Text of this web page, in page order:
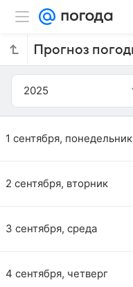
2025
1 сентября, понедельник
2 сентября, вторник
3 сентября, среда
4 сентября, четверг